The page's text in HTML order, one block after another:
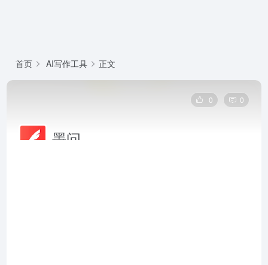
首页 AI写作工具 正文
0 0
墨问